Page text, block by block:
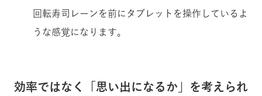
回転寿司レーンを前にタブレットを操作しているよ
うな感覚になります。
効率ではなく「思い出になるか」を考えられ